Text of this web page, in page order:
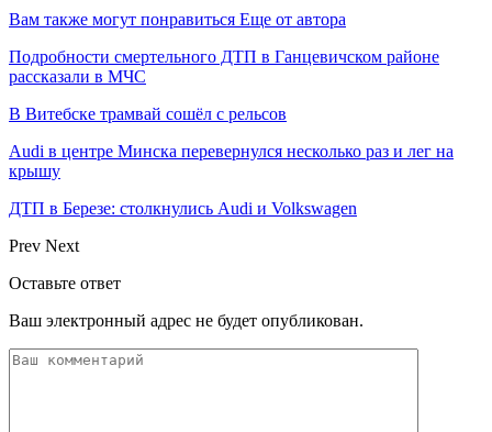
Вам также могут понравиться Еще от автора
Подробности смертельного ДТП в Ганцевичском районе
рассказали в МЧС
В Витебске трамвай сошёл с рельсов
Audi в центре Минска перевернулся несколько раз и лег на
крышу
ДТП в Березе: столкнулись Audi и Volkswagen
Prev Next
Оставьте ответ
Ваш электронный адрес не будет опубликован.